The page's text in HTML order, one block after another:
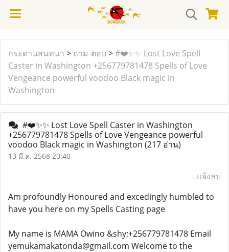
กระดานสนทนา > ถาม-ตอบ >#❤️✨✨ Lost Love Spell
Caster in Washington +256779781478 Spells of Love
Vengeance powerful voodoo Black magic in
Washington
#❤️✨✨ Lost Love Spell Caster in Washington
+256779781478 Spells of Love Vengeance powerful
voodoo Black magic in Washington (217 อ่าน)
13 มี.ค. 2568 20:40
แจ้งลบ
Am profoundly Honoured and excedingly humbled to
have you here on my Spells Casting page
My name is MAMA Owino &shy;+256779781478 Email
yemukamakatonda@gmail.com Welcome to the